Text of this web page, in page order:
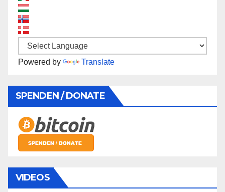
Powered by Translate
SPENDEN / DONATE
VIDEOS